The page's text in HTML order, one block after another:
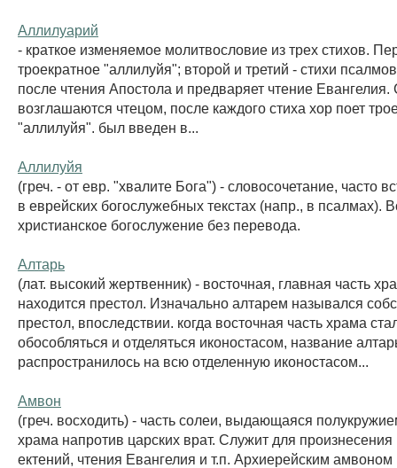
Аллилуарий
- краткое изменяемое молитвословие из трех стихов.
троекратное "аллилуйя"; второй и третий - стихи
после чтения Апостола и предваряет чтение Евангелия.
возглашаются чтецом, после каждого стиха хор поет
"аллилуйя". был введен в...
Аллилуйя
(греч. - от евр. "хвалите Бога") - словосочетание, часто
в еврейских богослужебных текстах (напр., в псалмах).
христианское богослужение без перевода.
Алтарь
(лат. высокий жертвенник) - восточная, главная часть
находится престол. Изначально алтарем назывался
престол, впоследствии. когда восточная часть храма
обособляться и отделяться иконостасом, название
распространилось на всю отделенную иконостасом...
Амвон
(греч. восходить) - часть солеи, выдающаяся
храма напротив царских врат. Служит для
ектений, чтения Евангелия и т.п. Архиерейским амвоном